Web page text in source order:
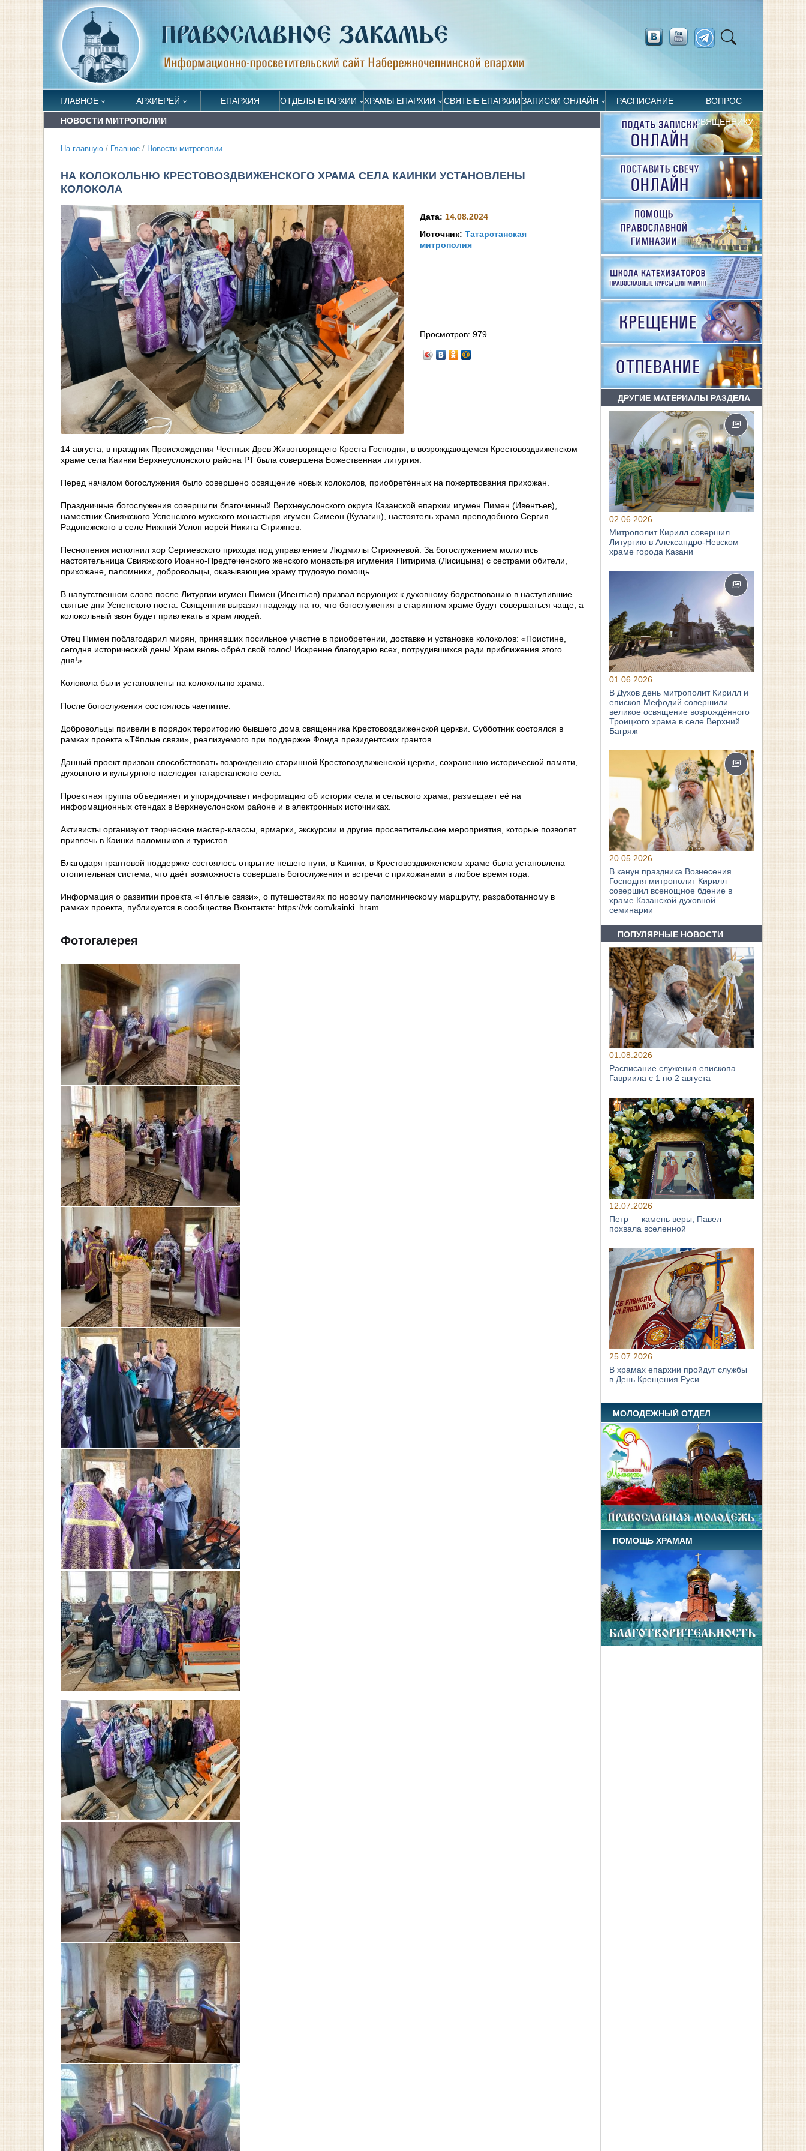
ГЛАВНОЕ АРХИЕРЕЙ ЕПАРХИЯ ОТДЕЛЫ ЕПАРХИИ ХРАМЫ ЕПАРХИИ СВЯТЫЕ ЕПАРХИИЗАПИСКИ ОНЛАЙН РАСПИСАНИЕ ВОПРОС
СВЯЩЕННИКУ
НОВОСТИ МИТРОПОЛИИ
На главную / Главное / Новости митрополии
НА КОЛОКОЛЬНЮ КРЕСТОВОЗДВИЖЕНСКОГО ХРАМА СЕЛА КАИНКИ УСТАНОВЛЕНЫ
КОЛОКОЛА
Дата: 14.08.2024
Источник:Татарстанская
митрополия
Просмотров:979
14 августа, в праздник Происхождения Честных Древ Животворящего Креста Господня, в возрождающемся Крестовоздвиженском
храме села Каинки Верхнеуслонского района РТ была совершена Божественная литургия.
Перед началом богослужения было совершено освящение новых колоколов, приобретённых на пожертвования прихожан.
Праздничные богослужения совершили благочинный Верхнеуслонского округа Казанской епархии игумен Пимен (Ивентьев),
наместник Свияжского Успенского мужского монастыря игумен Симеон (Кулагин), настоятель храма преподобного Сергия
Радонежского в селе Нижний Услон иерей Никита Стрижнев.
Песнопения исполнил хор Сергиевского прихода под управлением Людмилы Стрижневой. За богослужением молились
настоятельница Свияжского Иоанно-Предтеченского женского монастыря игумения Питирима (Лисицына) с сестрами обители,
прихожане, паломники, добровольцы, оказывающие храму трудовую помощь.
В напутственном слове после Литургии игумен Пимен (Ивентьев) призвал верующих к духовному бодрствованию в наступившие
святые дни Успенского поста. Священник выразил надежду на то, что богослужения в старинном храме будут совершаться чаще, а
колокольный звон будет привлекать в храм людей.
Отец Пимен поблагодарил мирян, принявших посильное участие в приобретении, доставке и установке колоколов: «Поистине,
сегодня исторический день! Храм вновь обрёл свой голос! Искренне благодарю всех, потрудившихся ради приближения этого
дня!».
Колокола были установлены на колокольню храма.
После богослужения состоялось чаепитие.
Добровольцы привели в порядок территорию бывшего дома священника Крестовоздвиженской церкви. Субботник состоялся в
рамках проекта «Тёплые связи», реализуемого при поддержке Фонда президентских грантов.
Данный проект призван способствовать возрождению старинной Крестовоздвиженской церкви, сохранению исторической памяти,
духовного и культурного наследия татарстанского села.
Проектная группа объединяет и упорядочивает информацию об истории села и сельского храма, размещает её на
информационных стендах в Верхнеуслонском районе и в электронных источниках.
Активисты организуют творческие мастер-классы, ярмарки, экскурсии и другие просветительские мероприятия, которые позволят
привлечь в Каинки паломников и туристов.
Благодаря грантовой поддержке состоялось открытие пешего пути, в Каинки, в Крестовоздвиженском храме была установлена
отопительная система, что даёт возможность совершать богослужения и встречи с прихожанами в любое время года.
Информация о развитии проекта «Тёплые связи», о путешествиях по новому паломническому маршруту, разработанному в
рамках проекта, публикуется в сообществе Вконтакте: https://vk.com/kainki_hram.
Фотогалерея
ДРУГИЕ МАТЕРИАЛЫ РАЗДЕЛА
02.06.2026
Митрополит Кирилл совершил
Литургию в Александро-Невском
храме города Казани
01.06.2026
В Духов день митрополит Кирилл и
епископ Мефодий совершили
великое освящение возрождённого
Троицкого храма в селе Верхний
Багряж
20.05.2026
В канун праздника Вознесения
Господня митрополит Кирилл
совершил всенощное бдение в
храме Казанской духовной
семинарии
ПОПУЛЯРНЫЕ НОВОСТИ
01.08.2026
Расписание служения епископа
Гавриила с 1 по 2 августа
12.07.2026
Петр — камень веры, Павел —
похвала вселенной
25.07.2026
В храмах епархии пройдут службы
в День Крещения Руси
МОЛОДЕЖНЫЙ ОТДЕЛ
ПОМОЩЬ ХРАМАМ